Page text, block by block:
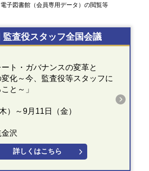
電子図書館（会員専用データ）の閲覧等
監査役スタッフ全国会議
ート・ガバナンスの変革と
化～今、監査役等スタッフに
と～」
）～9月11日（金）
沢
詳しくはこちら